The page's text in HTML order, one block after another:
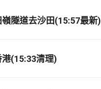
隧道去沙田(15:57最新)
(15:33清理)